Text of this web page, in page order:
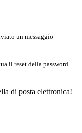
un messaggio
il reset della password
di posta elettronica!